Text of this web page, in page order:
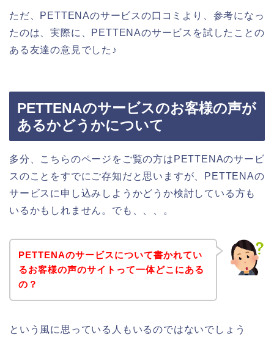
ただ、PETTENAのサービスの口コミより、参考になっ
たのは、実際に、PETTENAのサービスを試したことの
ある友達の意見でした♪
PETTENAのサービスのお客様の声が
あるかどうかについて
多分、こちらのページをご覧の方はPETTENAのサービ
スのことをすでにご存知だと思いますが、PETTENAの
サービスに申し込みしようかどうか検討している方も
いるかもしれません。でも、、、。
PETTENAのサービスについて書かれてい
るお客様の声のサイトって一体どこにある
の？
という風に思っている人もいるのではないでしょう